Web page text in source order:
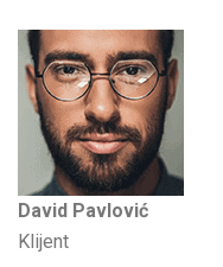
David Pavlović
Klijent